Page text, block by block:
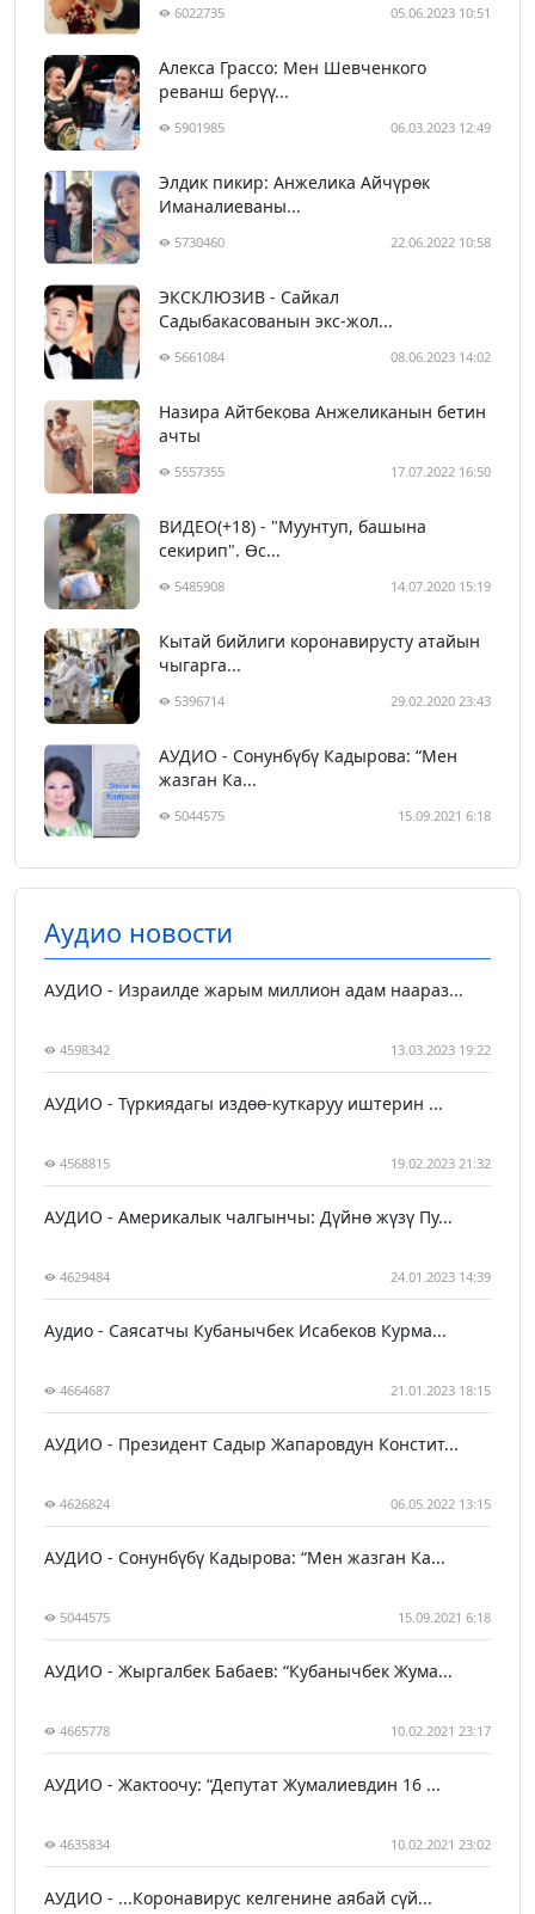
6022735 05.06.2023 10:51
Алекса Грассо: Мен Шевченкого
реванш берүү...
5901985 06.03.2023 12:49
Элдик пикир: Анжелика Айчүрөк
Иманалиеваны...
5730460 22.06.2022 10:58
ЭКСКЛЮЗИВ - Сайкал
Садыбакасованын экс-жол...
5661084 08.06.2023 14:02
Назира Айтбекова Анжеликанын бетин
ачты
5557355 17.07.2022 16:50
ВИДЕО(+18) - "Муунтуп, башына
секирип". Өс...
5485908 14.07.2020 15:19
Кытай бийлиги коронавирусту атайын
чыгарга...
5396714 29.02.2020 23:43
АУДИО - Сонунбүбү Кадырова: “Мен
жазган Ка...
5044575 15.09.2021 6:18
Аудио новости
АУДИО - Израилде жарым миллион адам наараз...
4598342 13.03.2023 19:22
АУДИО - Түркиядагы издөө-куткаруу иштерин ...
4568815 19.02.2023 21:32
АУДИО - Америкалык чалгынчы: Дүйнө жүзү Пу...
4629484 24.01.2023 14:39
Аудио - Саясатчы Кубанычбек Исабеков Курма...
4664687 21.01.2023 18:15
АУДИО - Президент Садыр Жапаровдун Констит...
4626824 06.05.2022 13:15
АУДИО - Сонунбүбү Кадырова: “Мен жазган Ка...
5044575 15.09.2021 6:18
АУДИО - Жыргалбек Бабаев: “Кубанычбек Жума...
4665778 10.02.2021 23:17
АУДИО - Жактоочу: “Депутат Жумалиевдин 16 ...
4635834 10.02.2021 23:02
АУДИО - ...Коронавирус келгенине аябай сүй...